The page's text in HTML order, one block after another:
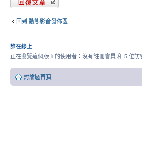
回到 動態影音發佈區
誰在線上
正在瀏覽這個版面的使用者：沒有註冊會員 和 5 位訪
討論區首頁